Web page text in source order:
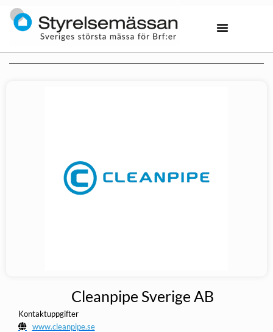
Cleanpipe Sverige AB
Kontaktuppgifter
www.cleanpipe.se